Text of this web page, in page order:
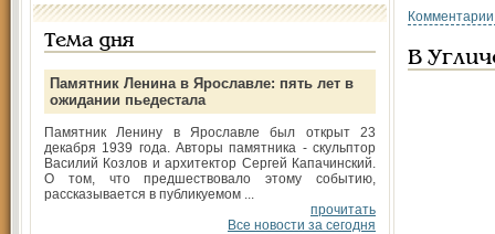
Тема дня
Памятник Ленина в Ярославле: пять лет в
ожидании пьедестала
Памятник Ленину в Ярославле был открыт 23
декабря 1939 года. Авторы памятника - скульптор
Василий Козлов и архитектор Сергей Капачинский.
О том, что предшествовало этому событию,
рассказывается в публикуемом ...
прочитать
Все новости за сегодня
В